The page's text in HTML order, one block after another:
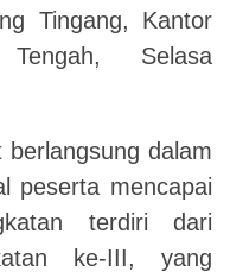
Tingang, Kantor
Selasa
dalam
peserta mencapai
terdiri dari
ke-III, yang